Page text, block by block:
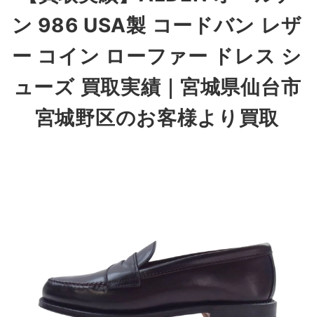
ン 986 USA製 コードバン レザ
ー コイン ローファー ドレス シ
ューズ 買取実績｜ 宮城県仙台市
宮城野区のお客様より買取